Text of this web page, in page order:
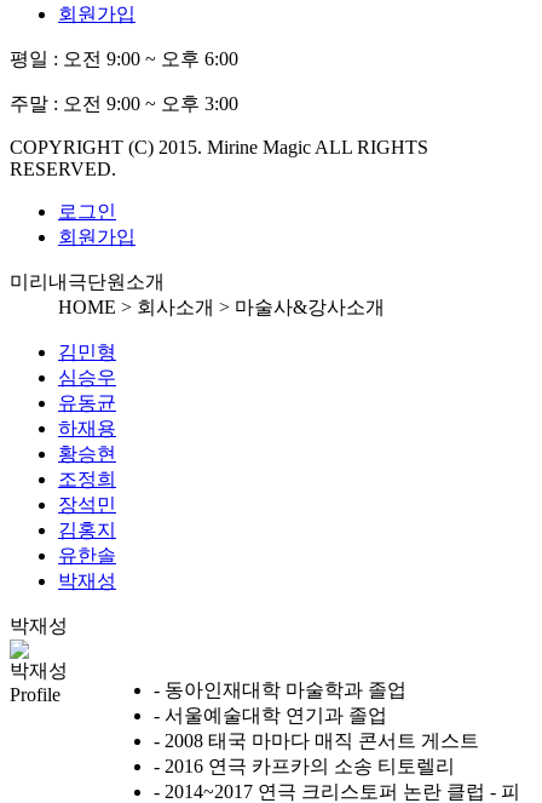
회원가입
평일 : 오전 9:00 ~ 오후 6:00
주말 : 오전 9:00 ~ 오후 3:00
COPYRIGHT (C) 2015. Mirine Magic ALL RIGHTS
RESERVED.
로그인
회원가입
미리내극단원소개
HOME > 회사소개 > 마술사&강사소개
김민형
심승우
유동균
하재용
황승현
조정희
장석민
김홍지
유한솔
박재성
박재성
박재성
Profile
- 동아인재대학 마술학과 졸업
- 서울예술대학 연기과 졸업
- 2008 태국 마마다 매직 콘서트 게스트
- 2016 연극 카프카의 소송 티토렐리
- 2014~2017 연극 크리스토퍼 논란 클럽 - 피